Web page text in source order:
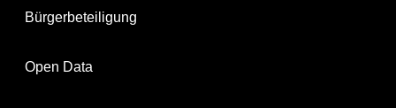
Bürgerbeteiligung
Open Data